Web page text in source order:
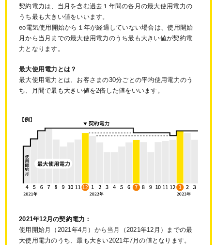
契約電力は、当月を含む過去１年間の各月の最大使用電力の
うち最も大きい値をいいます。
eo電気使用開始から１年が経過していない場合は、使用開始
月から当月までの最大使用電力のうち最も大きい値が契約電
力となります。
最大使用電力とは？
最大使用電力とは、お客さまの30分ごとの平均使用電力のう
ち、月間で最も大きい値を2倍した値をいいます。
2021年12月の契約電力：
使用開始月（2021年4月）から当月（2021年12月）までの最
大使用電力のうち、最も大きい2021年7月の値となります。